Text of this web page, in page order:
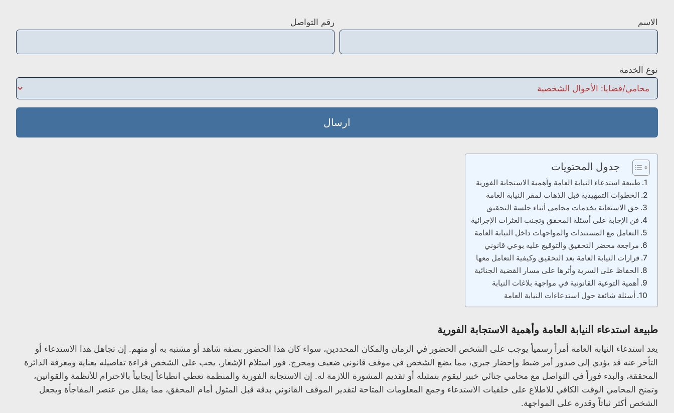
الاسم رقم التواصل
نوع الخدمة
ارسال
جدول المحتويات
طبيعة استدعاء النيابة العامة وأهمية الاستجابة الفورية
الخطوات التمهيدية قبل الذهاب لمقر النيابة العامة
حق الاستعانة بخدمات محامي أثناء جلسة التحقيق
فن الإجابة على أسئلة المحقق وتجنب العثرات الإجرائية
التعامل مع المستندات والمواجهات داخل النيابة العامة
مراجعة محضر التحقيق والتوقيع عليه بوعي قانوني
قرارات النيابة العامة بعد التحقيق وكيفية التعامل معها
الحفاظ على السرية وأثرها على مسار القضية الجنائية
أهمية التوعية القانونية في مواجهة بلاغات النيابة
أسئلة شائعة حول استدعاءات النيابة العامة
طبيعة استدعاء النيابة العامة وأهمية الاستجابة الفورية
يعد استدعاء النيابة العامة أمراً رسمياً يوجب على الشخص الحضور في الزمان والمكان المحددين، سواء كان هذا الحضور بصفة شاهد أو مشتبه به أو متهم. إن تجاهل هذا الاستدعاء أو
التأخر عنه قد يؤدي إلى صدور أمر ضبط وإحضار جبري، مما يضع الشخص في موقف قانوني ضعيف ومحرج. فور استلام الإشعار، يجب على الشخص قراءة تفاصيله بعناية ومعرفة الدائرة
المحققة، والبدء فوراً في التواصل مع محامي جنائي خبير ليقوم بتمثيله أو تقديم المشورة اللازمة له. إن الاستجابة الفورية والمنظمة تعطي انطباعاً إيجابياً بالاحترام للأنظمة والقوانين،
وتمنح المحامي الوقت الكافي للاطلاع على خلفيات الاستدعاء وجمع المعلومات المتاحة لتقدير الموقف القانوني بدقة قبل المثول أمام المحقق، مما يقلل من عنصر المفاجأة ويجعل
الشخص أكثر ثباتاً وقدرة على المواجهة.